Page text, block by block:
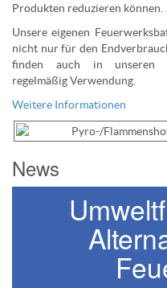
Produkten reduzieren können.
Unsere eigenen
nicht nur für den
finden auch in unseren
regelmäßig Verwendung.
Weitere Informationen
News